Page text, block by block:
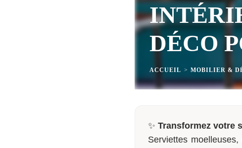
DÉCO
ACCUEIL > MOBILIER &
✨ Transformez votre
Serviettes